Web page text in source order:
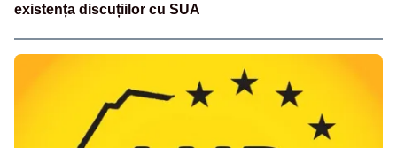
existența discuțiilor cu SUA